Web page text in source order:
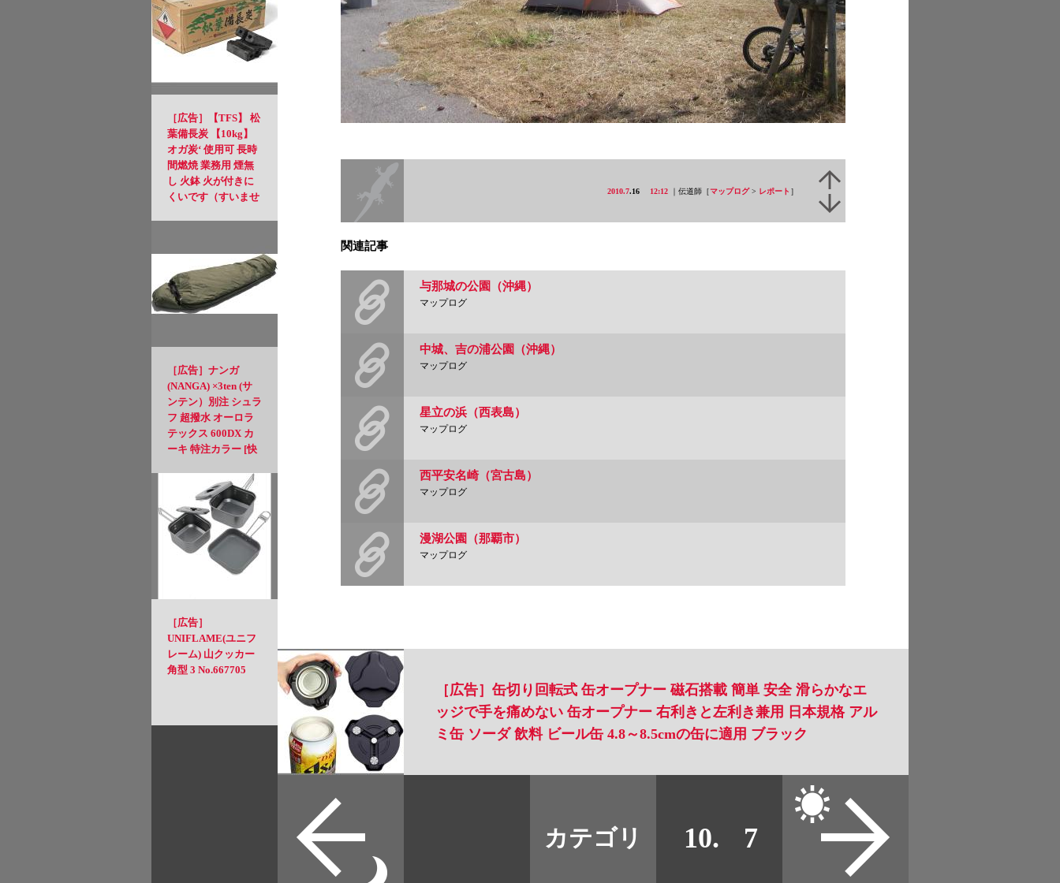
［広告］【TFS】 松
葉備長炭 【10kg】
オガ炭‘ 使用可 長時
間燃焼 業務用 煙無
し 火鉢 火が付きに
くいです（すいませ
［広告］ナンガ
(NANGA) ×3ten (サ
ンテン）別注 シュラ
フ 超撥水 オーロラ
テックス 600DX カ
ーキ 特注カラー [快
ら[使用可能限界温
度] -11℃
［広告］
UNIFLAME(ユニフ
レーム) 山クッカー
角型 3 No.667705
2010.7.16 12:12 ｜伝道師［マップログ> レポート ］
関連記事
与那城の公園（沖縄）
マップログ
中城、吉の浦公園（沖縄）
マップログ
星立の浜（西表島）
マップログ
西平安名崎（宮古島）
マップログ
漫湖公園（那覇市）
マップログ
［広告］缶切り回転式 缶オープナー 磁石搭載 簡単 安全 滑らかなエ
ッジで手を痛めない 缶オープナー 右利きと左利き兼用 日本規格 アル
ミ缶 ソーダ 飲料 ビール缶 4.8～8.5cmの缶に適用 ブラック
カテゴリ
取扱店 10. 7
2007
5
9
10
11